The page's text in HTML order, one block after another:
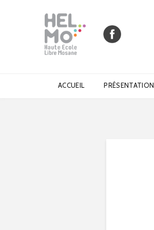
ACCUEIL PRÉSENTATION